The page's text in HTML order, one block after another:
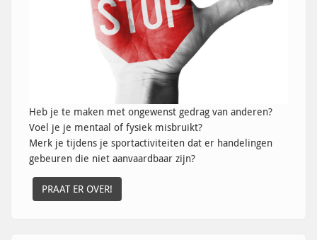
Heb je te maken met ongewenst gedrag van anderen?
Voel je je mentaal of fysiek misbruikt?
Merk je tijdens je sportactiviteiten dat er handelingen
gebeuren die niet aanvaardbaar zijn?
PRAAT ER OVER!